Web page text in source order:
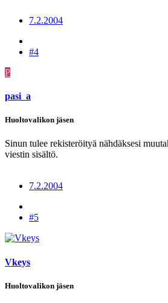
7.2.2004
#4
P
pasi_a
Huoltovalikon jäsen
Sinun tulee rekisteröityä nähdäksesi
viestin sisältö.
7.2.2004
#5
Vkeys
Huoltovalikon jäsen